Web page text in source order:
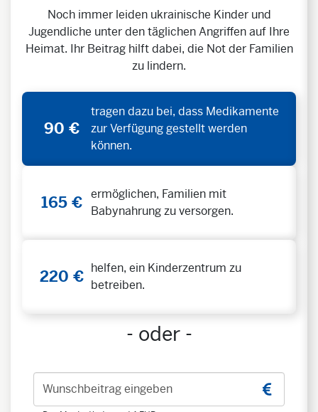
Noch immer leiden ukrainische Kinder und
Jugendliche unter den täglichen Angriffen auf Ihre
Heimat. Ihr Beitrag hilft dabei, die Not der Familien
zu lindern.
90 €
tragen dazu bei, dass Medikamente
zur Verfügung gestellt werden
können.
165 € ermöglichen, Familien mit
Babynahrung zu versorgen.
220 € helfen, ein Kinderzentrum zu
betreiben.
- oder -
Wunschbeitrag eingeben